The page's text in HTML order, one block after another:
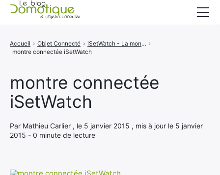
montre connectée
iSetWatch
Par Mathieu Carlier , le 5 janvier 2015 , mis à jour le 5 janvier
2015 - 0 minute de lecture
Accueil › Objet Connecté › iSetWatch - La montre connectée pour les tennisman ›
montre connectée iSetWatch
Catégories
CONTACT